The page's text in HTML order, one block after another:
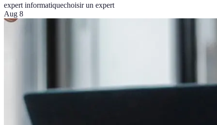
expert informatiquechoisir un expert
Aug 8